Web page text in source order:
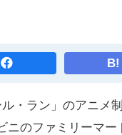
B!
・ラン」のアニメ
のファミリーマー